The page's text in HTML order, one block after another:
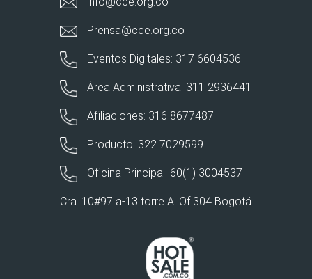
Prensa@cce.org.co
Eventos Digitales: 317 6604536
Área Administrativa: 311 2936441
Afiliaciones: 316 8677487
Producto: 322 7029599
Oficina Principal: 60(1) 3004537
Cra. 10#97 a-13 torre A. Of 304 Bogotá